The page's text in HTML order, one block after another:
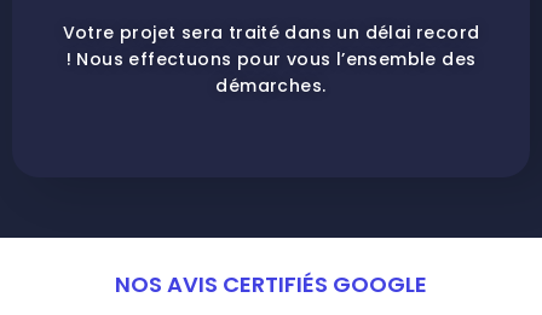
Votre projet sera traité dans un délai record
! Nous effectuons pour vous l’ensemble des
démarches.
NOS AVIS CERTIFIÉS GOOGLE